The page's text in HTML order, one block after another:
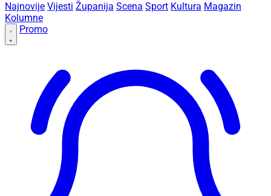
Najnovije Vijesti Županija Scena Sport Kultura Magazin
Kolumne
Promo